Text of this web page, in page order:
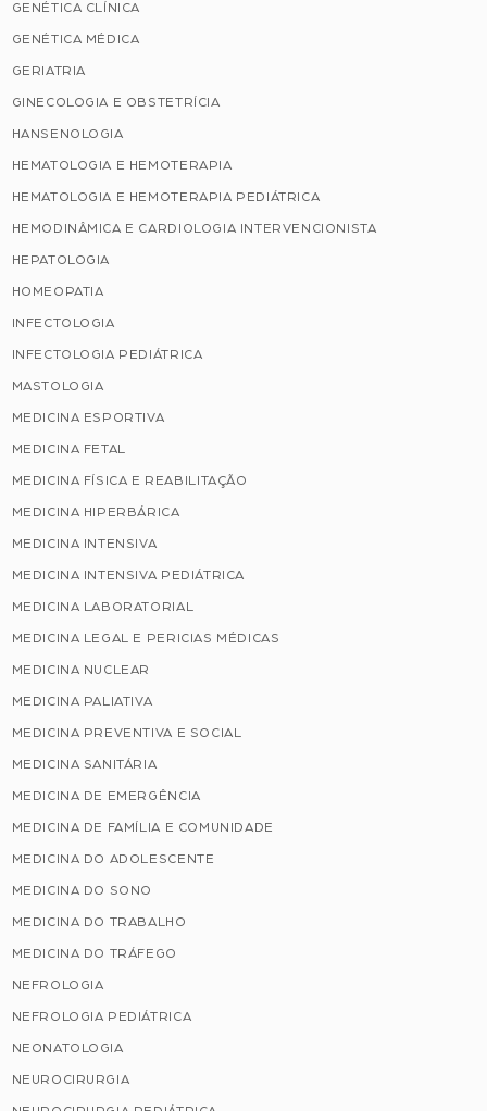
GENÉTICA CLÍNICA
GENÉTICA MÉDICA
GERIATRIA
GINECOLOGIA E OBSTETRÍCIA
HANSENOLOGIA
HEMATOLOGIA E HEMOTERAPIA
HEMATOLOGIA E HEMOTERAPIA PEDIÁTRICA
HEMODINÂMICA E CARDIOLOGIA INTERVENCIONISTA
HEPATOLOGIA
HOMEOPATIA
INFECTOLOGIA
INFECTOLOGIA PEDIÁTRICA
MASTOLOGIA
MEDICINA ESPORTIVA
MEDICINA FETAL
MEDICINA FÍSICA E REABILITAÇÃO
MEDICINA HIPERBÁRICA
MEDICINA INTENSIVA
MEDICINA INTENSIVA PEDIÁTRICA
MEDICINA LABORATORIAL
MEDICINA LEGAL E PERICIAS MÉDICAS
MEDICINA NUCLEAR
MEDICINA PALIATIVA
MEDICINA PREVENTIVA E SOCIAL
MEDICINA SANITÁRIA
MEDICINA DE EMERGÊNCIA
MEDICINA DE FAMÍLIA E COMUNIDADE
MEDICINA DO ADOLESCENTE
MEDICINA DO SONO
MEDICINA DO TRABALHO
MEDICINA DO TRÁFEGO
NEFROLOGIA
NEFROLOGIA PEDIÁTRICA
NEONATOLOGIA
NEUROCIRURGIA